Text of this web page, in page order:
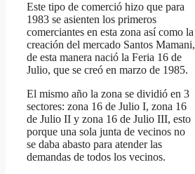
Este tipo de comerció hizo que para
1983 se asienten los primeros
comerciantes en esta zona así como la
creación del mercado Santos Mamani,
de esta manera nació la Feria 16 de
Julio, que se creó en marzo de 1985.
El mismo año la zona se dividió en 3
sectores: zona 16 de Julio I, zona 16
de Julio II y zona 16 de Julio III, esto
porque una sola junta de vecinos no
se daba abasto para atender las
demandas de todos los vecinos.